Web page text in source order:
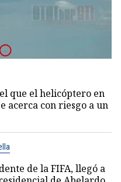
que el helicóptero en
acerca con riesgo a un
de la FIFA, llegó a